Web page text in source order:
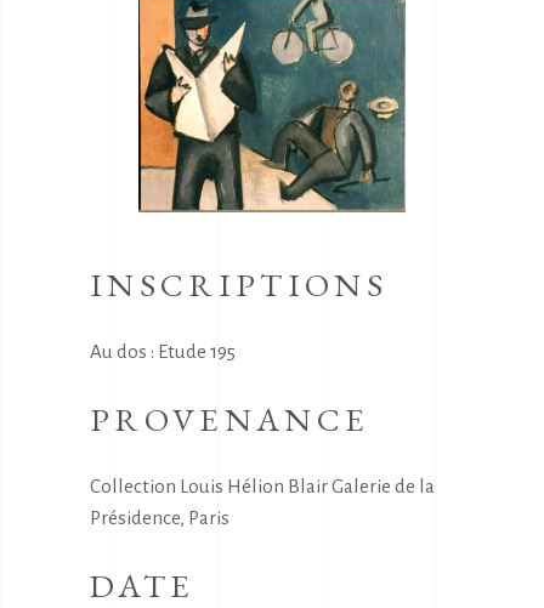
INSCRIPTIONS
Au dos : Etude 195
PROVENANCE
Collection Louis Hélion Blair Galerie de la
Présidence, Paris
DATE